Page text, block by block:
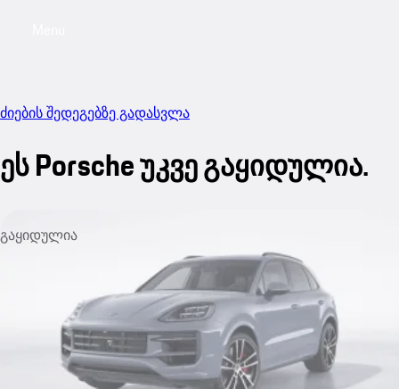
ძიების შედეგებზე გადასვლა
ეს Porsche უკვე გაყიდულია.
გაყიდულია